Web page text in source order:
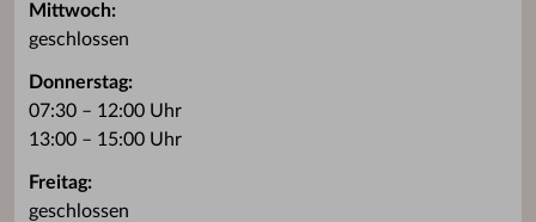
Mittwoch:
geschlossen
Donnerstag:
07:30 – 12:00 Uhr
13:00 – 15:00 Uhr
Freitag:
geschlossen